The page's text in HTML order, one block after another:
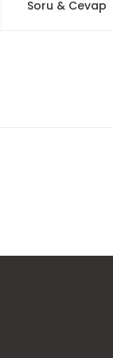
Soru & Cevap